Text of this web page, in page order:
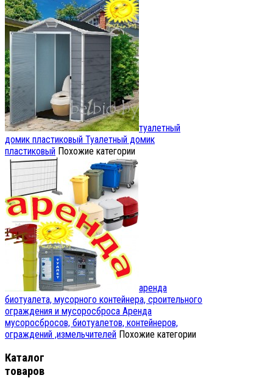
туалетный
домик пластиковый Туалетный домик
пластиковый Похожие категории
аренда
биотуалета, мусорного контейнера, сроительного
ограждения и мусоросброса Аренда
мусоросбросов, биотуалетов, контейнеров,
ограждений ,измельчителей Похожие категории
Каталог
товаров